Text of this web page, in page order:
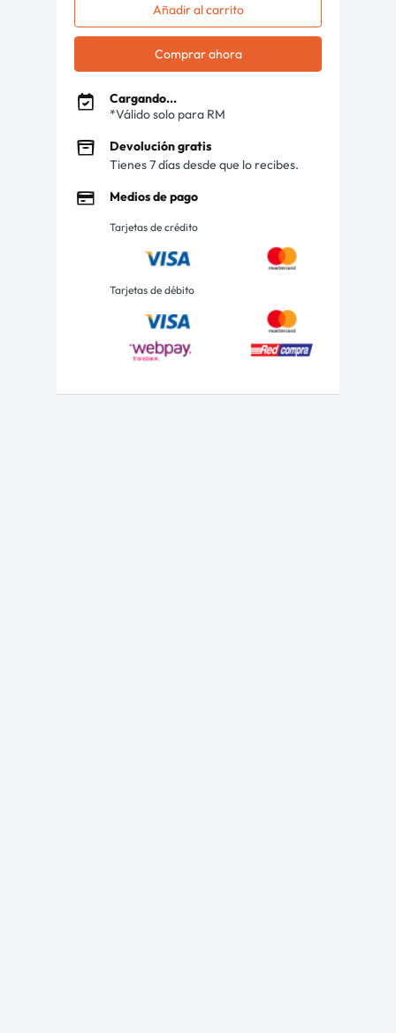
Añadir al carrito
Comprar ahora
Cargando...
*Válido solo para RM
Devolución gratis
Tienes 7 días desde que lo recibes.
Medios de pago
Tarjetas de crédito
Tarjetas de débito